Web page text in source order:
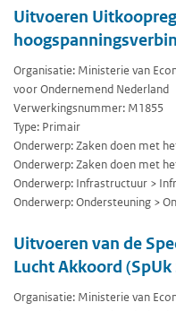
Uitvoeren
Organisatie: Ministerie van
voor Ondernemend Nederland
Verwerkingsnummer: M1855
Type: Primair
Onderwerp: Zaken doen met
Onderwerp: Zaken doen met
Onderwerp: Infrastructuur >
Onderwerp: Ondersteuning >
Uitvoeren van de
Lucht Akkoord (SpUk
Organisatie: Ministerie van